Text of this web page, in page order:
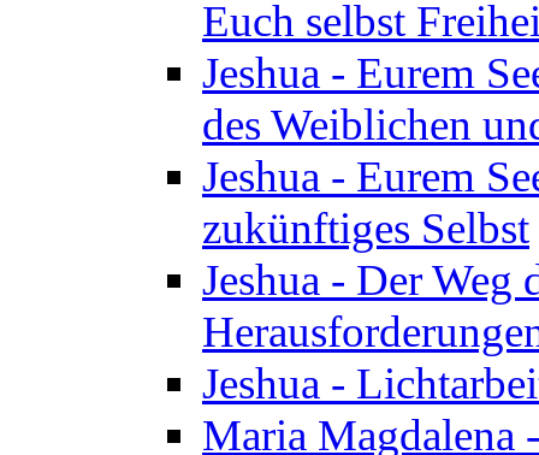
Euch selbst
Jeshua - Eurem
des Weiblichen
Jeshua - Eurem
zukünftiges Selbst
Jeshua - Der Weg
Jeshua -
Maria Magdalena